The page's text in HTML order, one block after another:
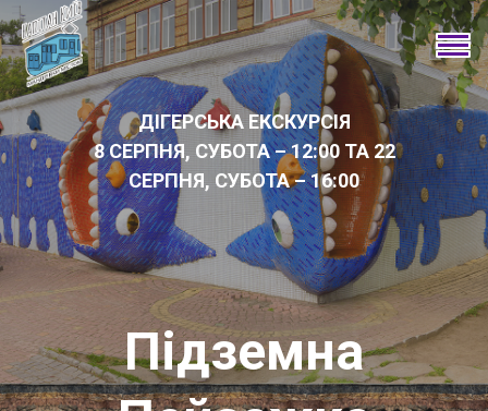
ДІГЕРСЬКА ЕКСКУРСІЯ
8 СЕРПНЯ, СУБОТА – 12:00 ТА 22
СЕРПНЯ, СУБОТА – 16:00
Підземна